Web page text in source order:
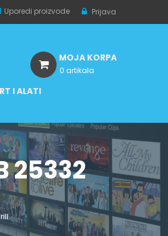
Uporedi proizvode Prijava
I ALATI
MOJA KORPA
0 artikala
25332